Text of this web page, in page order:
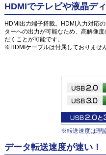
HDMIでテレビや液晶デ
HDMI出力端子搭載。HDMI入力対応
ターへの出力が可能なため、高解像
だくことが可能です。
※HDMIケーブルは付属しておりませ
※転送速度は理
データ転送速度が速い！